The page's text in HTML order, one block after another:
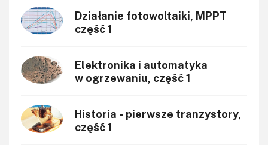
Transformatory
Wyświetlacze
Wzmacniacze
Działanie fotowoltaiki, MPPT
część 1
Elektronika i automatyka
w ogrzewaniu, część 1
Historia - pierwsze tranzystory,
część 1